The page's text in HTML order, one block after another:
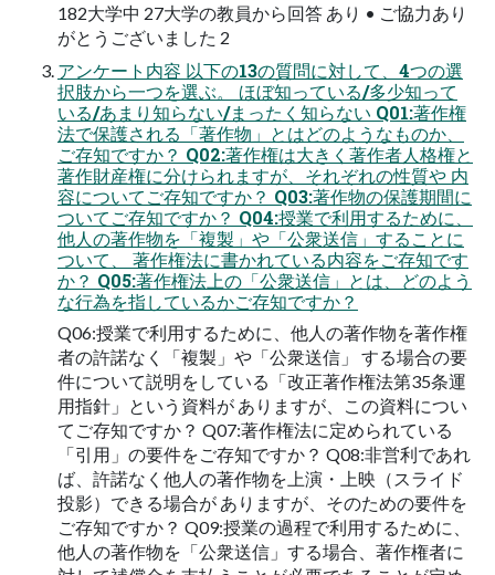
182大学中 27大学の教員から回答 あり • ご協力あり
がとうございました 2
アンケート内容 以下の13の質問に対して、4つの選
択肢から一つを選ぶ。 ほぼ知っている/多少知って
いる/あまり知らない/まったく知らない Q01:著作権
法で保護される「著作物」とはどのようなものか、
ご存知ですか？ Q02:著作権は大きく著作者人格権と
著作財産権に分けられますが、それぞれの性質や 内
容についてご存知ですか？ Q03:著作物の保護期間に
ついてご存知ですか？ Q04:授業で利用するために、
他人の著作物を「複製」や「公衆送信」することに
ついて、 著作権法に書かれている内容をご存知です
か？ Q05:著作権法上の「公衆送信」とは、どのよう
な行為を指しているかご存知ですか？
Q06:授業で利用するために、他人の著作物を著作権
者の許諾なく「複製」や「公衆送信」 する場合の要
件について説明をしている「改正著作権法第35条運
用指針」という資料が ありますが、この資料につい
てご存知ですか？ Q07:著作権法に定められている
「引用」の要件をご存知ですか？ Q08:非営利であれ
ば、許諾なく他人の著作物を上演・上映（スライド
投影）できる場合が ありますが、そのための要件を
ご存知ですか？ Q09:授業の過程で利用するために、
他人の著作物を「公衆送信」する場合、著作権者に